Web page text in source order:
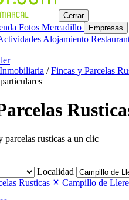
Cerrar
Fotos Mercadillo Empresas
Alojamiento
Inmobiliaria / Fincas y Parcelas
parcelas rusticas a un clic
Localidad
Rusticas Campillo de